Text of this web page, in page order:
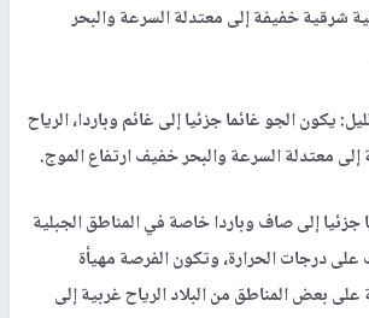
شرقية خفيفة إلى معتدلة السرعة والبحر
يكون الجو غائما جزئيا إلى غائم وباردا، الرياح
معتدلة السرعة والبحر خفيف ارتفاع الموج.
جزئيا إلى صاف وباردا خاصة في المناطق الجبلية
درجات الحرارة، وتكون الفرصة مهيأة
بعض المناطق من البلاد الرياح غربية إلى